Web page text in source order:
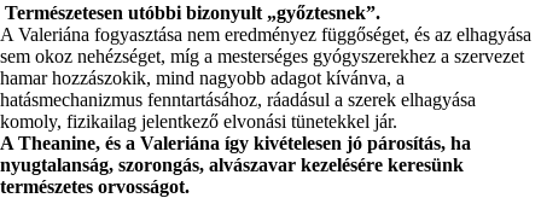
Természetesen utóbbi bizonyult „győztesnek”.
A Valeriána fogyasztása nem eredményez függőséget, és az elhagyása
sem okoz nehézséget, míg a mesterséges gyógyszerekhez a szervezet
hamar hozzászokik, mind nagyobb adagot kívánva, a
hatásmechanizmus fenntartásához, ráadásul a szerek elhagyása
komoly, fizikailag jelentkező elvonási tünetekkel jár.
A Theanine, és a Valeriána így kivételesen jó párosítás, ha
nyugtalanság, szorongás, alvászavar kezelésére keresünk
természetes orvosságot.